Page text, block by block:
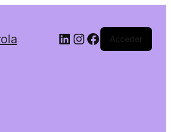
Acceder